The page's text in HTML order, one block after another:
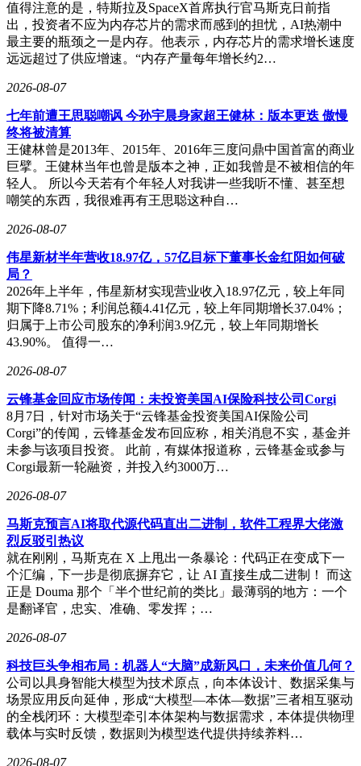
值得注意的是，特斯拉及SpaceX首席执行官马斯克日前指
出，投资者不应为内存芯片的需求而感到的担忧，AI热潮中
最主要的瓶颈之一是内存。他表示，内存芯片的需求增长速度
远远超过了供应增速。“内存产量每年增长约2…
2026-08-07
七年前遭王思聪嘲讽 今孙宇晨身家超王健林：版本更迭 傲慢
终将被清算
王健林曾是2013年、2015年、2016年三度问鼎中国首富的商业
巨擘。王健林当年也曾是版本之神，正如我曾是不被相信的年
轻人。 所以今天若有个年轻人对我讲一些我听不懂、甚至想
嘲笑的东西，我很难再有王思聪这种自…
2026-08-07
伟星新材半年营收18.97亿，57亿目标下董事长金红阳如何破
局？
2026年上半年，伟星新材实现营业收入18.97亿元，较上年同
期下降8.71%；利润总额4.41亿元，较上年同期增长37.04%；
归属于上市公司股东的净利润3.9亿元，较上年同期增长
43.90%。 值得一…
2026-08-07
云锋基金回应市场传闻：未投资美国AI保险科技公司Corgi
8月7日，针对市场关于“云锋基金投资美国AI保险公司
Corgi”的传闻，云锋基金发布回应称，相关消息不实，基金并
未参与该项目投资。 此前，有媒体报道称，云锋基金或参与
Corgi最新一轮融资，并投入约3000万…
2026-08-07
马斯克预言AI将取代源代码直出二进制，软件工程界大佬激
烈反驳引热议
就在刚刚，马斯克在 X 上甩出一条暴论：代码正在变成下一
个汇编，下一步是彻底摒弃它，让 AI 直接生成二进制！ 而这
正是 Douma 那个「半个世纪前的类比」最薄弱的地方：一个
是翻译官，忠实、准确、零发挥；…
2026-08-07
科技巨头争相布局：机器人“大脑”成新风口，未来价值几何？
公司以具身智能大模型为技术原点，向本体设计、数据采集与
场景应用反向延伸，形成“大模型—本体—数据”三者相互驱动
的全栈闭环：大模型牵引本体架构与数据需求，本体提供物理
载体与实时反馈，数据则为模型迭代提供持续养料…
2026-08-07